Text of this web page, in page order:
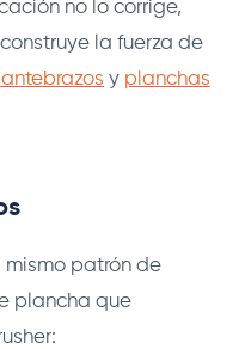
no lo corrige,
la fuerza de
y planchas
mismo patrón de
plancha que